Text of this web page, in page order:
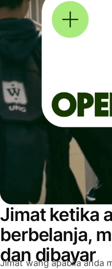
Jimat ketika
berbelanja,
dan dibayar
Jimat wang apabila anda